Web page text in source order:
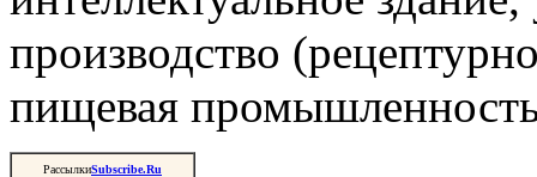
производство
пищевая
РассылкиSubscribe.Ru